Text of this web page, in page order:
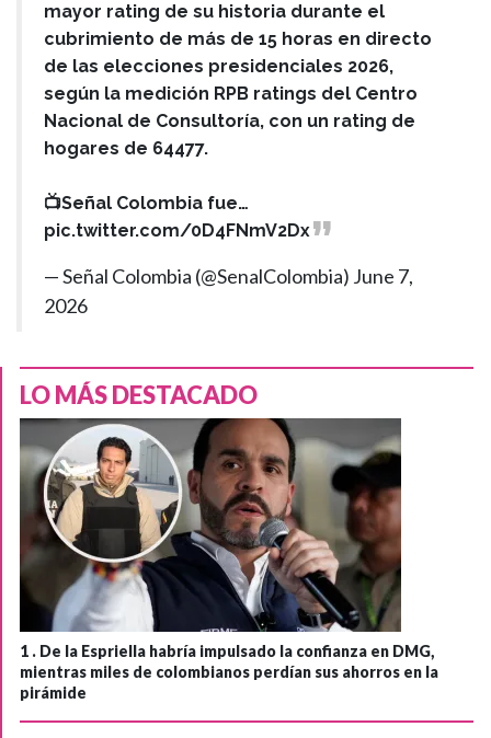
mayor rating de su historia durante el
cubrimiento de más de 15 horas en directo
de las elecciones presidenciales 2026,
según la medición RPB ratings del Centro
Nacional de Consultoría, con un rating de
hogares de 64477.
📺Señal Colombia fue…
pic.twitter.com/0D4FNmV2Dx
— Señal Colombia (@SenalColombia) June 7,
2026
LO MÁS DESTACADO
1 . De la Espriella habría impulsado la confianza en DMG,
mientras miles de colombianos perdían sus ahorros en la
pirámide